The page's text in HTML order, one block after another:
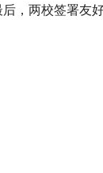
后，两校签署友